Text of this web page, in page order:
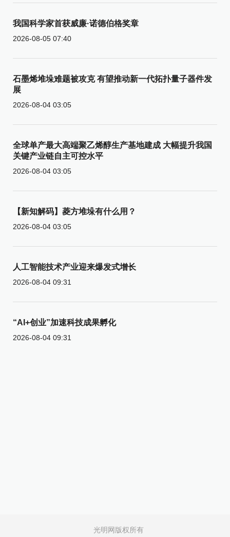
我国科学家首获威廉·诺德伯格奖章
2026-08-05 07:40
石墨烯堆垛难题被攻克 有望推动新一代拓扑量子器件发
展
2026-08-04 03:05
全球单产最大高端聚乙烯醇生产基地建成 大幅提升我国
关键产业链自主可控水平
2026-08-04 03:05
【新知解码】菱方堆垛有什么用？
2026-08-04 03:05
人工智能技术产业迎来爆发式增长
2026-08-04 09:31
“AI+创业”加速科技成果孵化
2026-08-04 09:31
光明网版权所有